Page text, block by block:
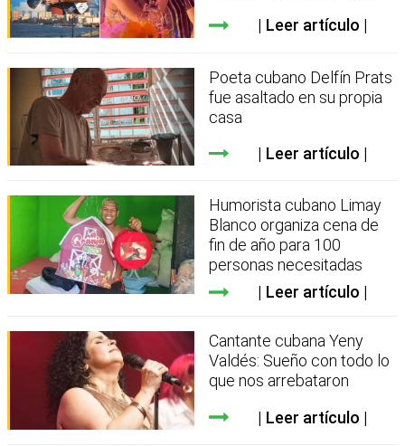
Leer artículo
Poeta cubano Delfín Prats
fue asaltado en su propia
casa
Leer artículo
Humorista cubano Limay
Blanco organiza cena de
fin de año para 100
personas necesitadas
Leer artículo
Cantante cubana Yeny
Valdés: Sueño con todo lo
que nos arrebataron
Leer artículo